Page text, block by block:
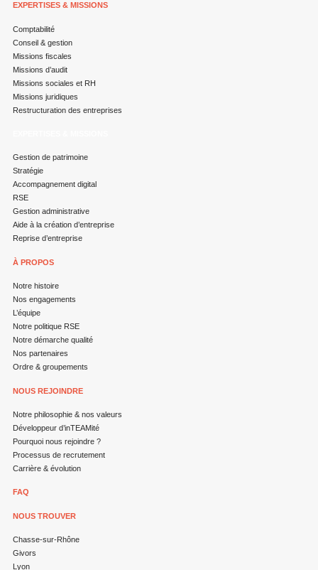
EXPERTISES & MISSIONS
Comptabilité
Conseil & gestion
Missions fiscales
Missions d’audit
Missions sociales et RH
Missions juridiques
Restructuration des entreprises
Gestion de patrimoine
Stratégie
Accompagnement digital
RSE
Gestion administrative
Aide à la création d’entreprise
Reprise d’entreprise
À PROPOS
Notre histoire
Nos engagements
L’équipe
Notre politique RSE
Notre démarche qualité
Nos partenaires
Ordre & groupements
NOUS REJOINDRE
Notre philosophie & nos valeurs
Développeur d’inTEAMité
Pourquoi nous rejoindre ?
Processus de recrutement
Carrière & évolution
FAQ
NOUS TROUVER
Chasse-sur-Rhône
Givors
Lyon